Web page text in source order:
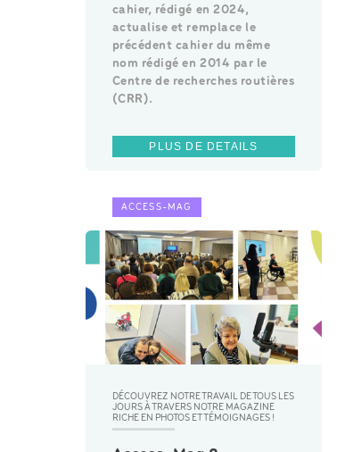
cahier, rédigé en 2024,
actualise et remplace le
précédent cahier du même
nom rédigé en 2014 par le
Centre de recherches routières
(CRR).
PLUS DE DETAILS
ACCESS-MAG
DÉCOUVREZ NOTRE TRAVAIL DE TOUS LES
JOURS À TRAVERS NOTRE MAGAZINE
RICHE EN PHOTOS ET TÉMOIGNAGES !